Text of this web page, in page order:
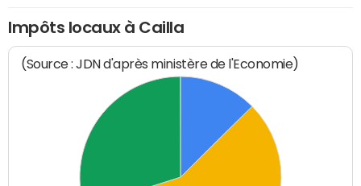
Impôts locaux à Cailla
(Source : JDN d'après ministère de l'Economie)